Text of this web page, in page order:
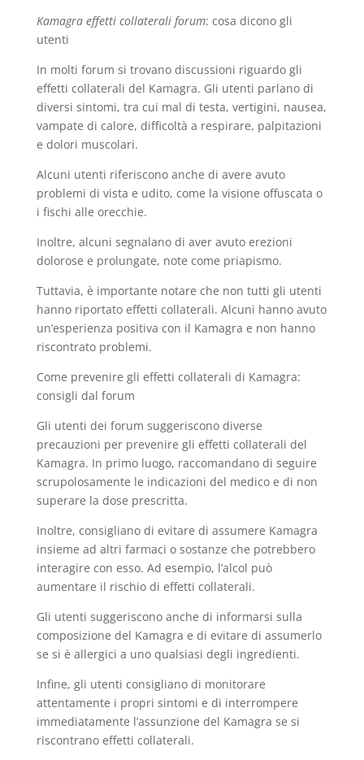
Kamagra effetti collaterali forum: cosa dicono gli
utenti
In molti forum si trovano discussioni riguardo gli
effetti collaterali del Kamagra. Gli utenti parlano di
diversi sintomi, tra cui mal di testa, vertigini, nausea,
vampate di calore, difficoltà a respirare, palpitazioni
e dolori muscolari.
Alcuni utenti riferiscono anche di avere avuto
problemi di vista e udito, come la visione offuscata o
i fischi alle orecchie.
Inoltre, alcuni segnalano di aver avuto erezioni
dolorose e prolungate, note come priapismo.
Tuttavia, è importante notare che non tutti gli utenti
hanno riportato effetti collaterali. Alcuni hanno avuto
un’esperienza positiva con il Kamagra e non hanno
riscontrato problemi.
Come prevenire gli effetti collaterali di Kamagra:
consigli dal forum
Gli utenti dei forum suggeriscono diverse
precauzioni per prevenire gli effetti collaterali del
Kamagra. In primo luogo, raccomandano di seguire
scrupolosamente le indicazioni del medico e di non
superare la dose prescritta.
Inoltre, consigliano di evitare di assumere Kamagra
insieme ad altri farmaci o sostanze che potrebbero
interagire con esso. Ad esempio, l’alcol può
aumentare il rischio di effetti collaterali.
Gli utenti suggeriscono anche di informarsi sulla
composizione del Kamagra e di evitare di assumerlo
se si è allergici a uno qualsiasi degli ingredienti.
Infine, gli utenti consigliano di monitorare
attentamente i propri sintomi e di interrompere
immediatamente l’assunzione del Kamagra se si
riscontrano effetti collaterali.